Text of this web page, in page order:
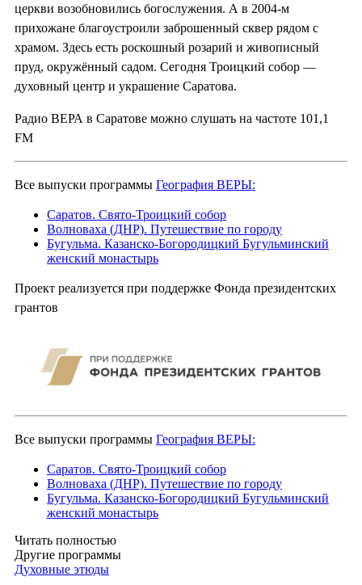
церкви возобновились богослужения. А в 2004-м
прихожане благоустроили заброшенный сквер рядом с
храмом. Здесь есть роскошный розарий и живописный
пруд, окружённый садом. Сегодня Троицкий собор —
духовный центр и украшение Саратова.
Радио ВЕРА в Саратове можно слушать на частоте 101,1
FM
Все выпуски программы География ВЕРЫ:
Саратов. Свято-Троицкий собор
Волноваха (ДНР). Путешествие по городу
Бугульма. Казанско-Богородицкий Бугульминский
женский монастырь
Проект реализуется при поддержке Фонда президентских
грантов
Все выпуски программы География ВЕРЫ:
Саратов. Свято-Троицкий собор
Волноваха (ДНР). Путешествие по городу
Бугульма. Казанско-Богородицкий Бугульминский
женский монастырь
Читать полностью
Другие программы
Духовные этюды